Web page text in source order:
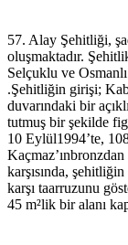
57. Alay Şehitliği,
oluşmaktadır.
Selçuklu ve
.Şehitliğin girişi;
duvarındaki bir
tutmuş bir şekilde
10 Eylül1994’te,
karşısında,
karşı taarruzunu
45 m²lik bir alanı